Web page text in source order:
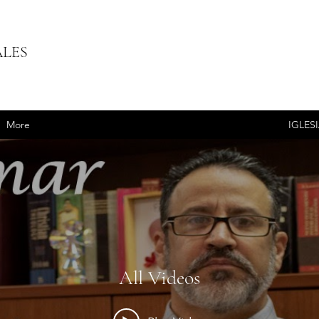
More
All Videos